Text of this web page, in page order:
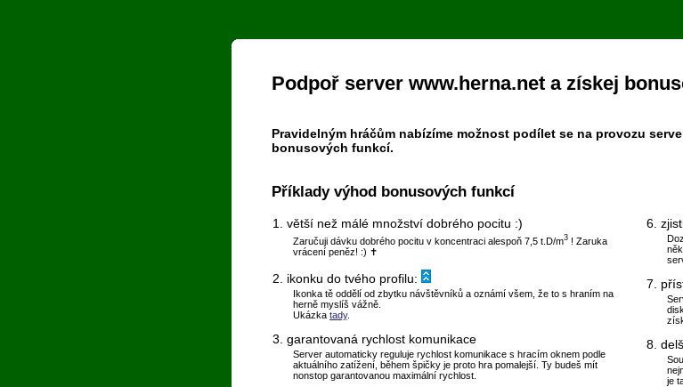
Podpoř server www.herna.net a získej
Pravidelným hráčům nabízíme možnost podílet se na provozu
bonusových funkcí.
Příklady výhod bonusových funkcí
1. větší než málé množství dobrého pocitu :)
Zaručuji dávku dobrého pocitu v koncentraci alespoň 7,5 t.D/m3 ! Zaruka
vrácení peněz! :) ✝
2. ikonku do tvého profilu:
Ikonka tě oddělí od zbytku návštěvníků a oznámí všem, že to s hraním na
herně myslíš vážně.
Ukázka tady.
3. garantovaná rychlost komunikace
Server automaticky reguluje rychlost komunikace s hracím oknem podle
aktuálního zatížení, během špičky je proto hra pomalejší. Ty budeš mít
nonstop garantovanou maximální rychlost.
6.
7.
8.
je